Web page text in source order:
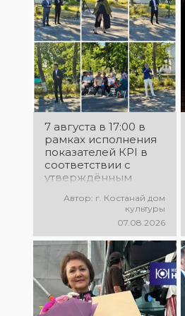
поддержать талантливых
исполнителей!
7 августа в 17:00 в
рамках исполнения
показателей КРІ в
соответствии с
утверждённым
выездной концерт
экологической
акции «Таза
Казахстан». в
Мендыкаринский
район (п. Красная
Пресня)
Автор: г. Костанай дом
культуры
07.08.2026